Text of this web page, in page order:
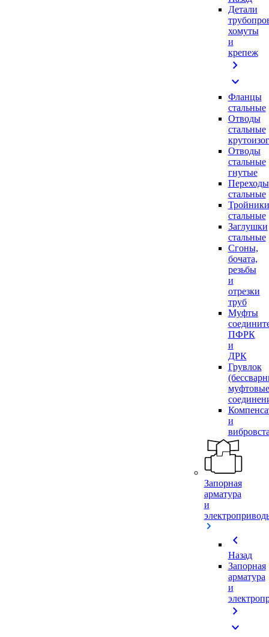
Детали
хомуты
и
крепеж
chevron_right
expand_more
Фланцы
стальные
Отводы
стальные
Отводы
стальные
гнутые
Переходы
стальные
Тройники
стальные
Заглушки
стальные
Сгоны,
бочата,
резьбы
и
отрезки
труб
Муфты
ПФРК
и
ДРК
Грувлок
муфтовые
и
Запорная
арматура
и
chevron_left
Назад
Запорная
арматура
и
chevron_right
expand_more